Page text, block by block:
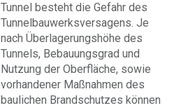
Tunnel besteht die Gefahr des
Tunnelbauwerksversagens. Je
nach Überlagerungshöhe des
Tunnels, Bebauungsgrad und
Nutzung der Oberfläche, sowie
vorhandener Maßnahmen des
baulichen Brandschutzes können